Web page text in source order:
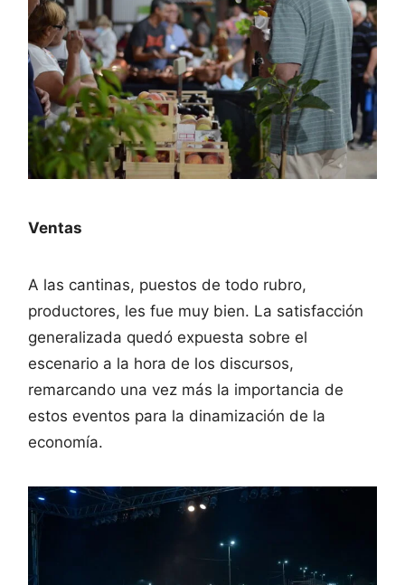
Ventas
A las cantinas, puestos de todo rubro,
productores, les fue muy bien. La satisfacción
generalizada quedó expuesta sobre el
escenario a la hora de los discursos,
remarcando una vez más la importancia de
estos eventos para la dinamización de la
economía.